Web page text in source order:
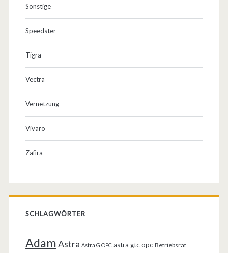
Sonstige
Speedster
Tigra
Vectra
Vernetzung
Vivaro
Zafira
SCHLAGWÖRTER
AdamAstra Astra G OPC astra gtc opc Betriebsrat